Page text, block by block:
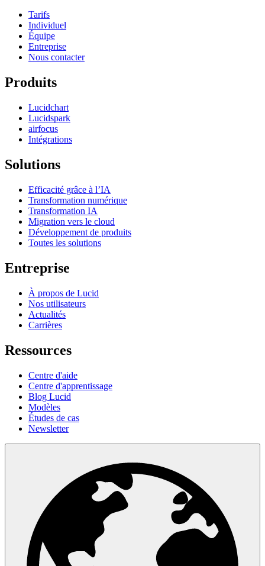
Tarifs
Individuel
Équipe
Entreprise
Nous contacter
Produits
Lucidchart
Lucidspark
airfocus
Intégrations
Solutions
Efficacité grâce à l’IA
Transformation numérique
Transformation IA
Migration vers le cloud
Développement de produits
Toutes les solutions
Entreprise
À propos de Lucid
Nos utilisateurs
Actualités
Carrières
Ressources
Centre d'aide
Centre d'apprentissage
Blog Lucid
Modèles
Études de cas
Newsletter